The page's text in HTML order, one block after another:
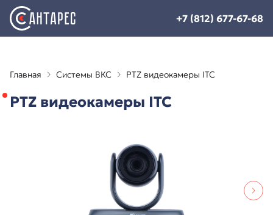
+7 (812) 677-67-68
Главная Системы ВКС PTZ видеокамеры ITC
PTZ видеокамеры ITC